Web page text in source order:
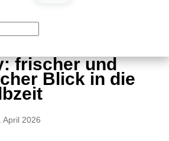
optimistischer Blick in die zweite Halbzeit
frischer und
Blick in die
April 2026